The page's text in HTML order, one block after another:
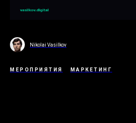
Nikolai Vasilkov
МЕРОПРИЯТИЯ МАРКЕТИНГ